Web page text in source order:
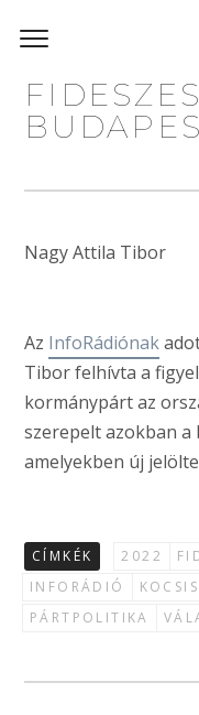
Nagy Attila Tibor
Az InfoRádiónak
Tibor felhívta a
kormánypárt az
szerepelt azokban
amelyekben új
CÍMKÉK 2022
INFORÁDIÓ
PÁRTPOLITIKA